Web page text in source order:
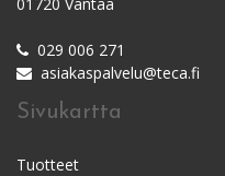
029 006 271
asiakaspalvelu@teca.fi
Sivukartta
Tuotteet